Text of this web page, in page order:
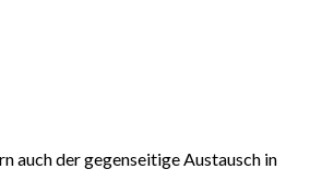
auch der gegenseitige Austausch in